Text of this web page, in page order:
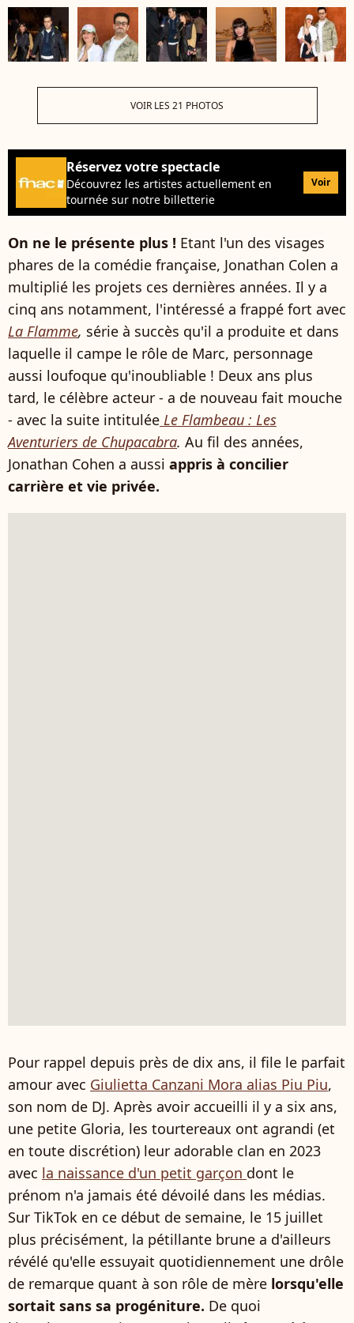
VOIR LES 21 PHOTOS
Réservez votre spectacle
Découvrez les artistes actuellement en
tournée sur notre billetterie
Voir
On ne le présente plus ! Etant l'un des visages
phares de la comédie française, Jonathan Colen a
multiplié les projets ces dernières années. Il y a
cinq ans notamment, l'intéressé a frappé fort avec
La Flamme, série à succès qu'il a produite et dans
laquelle il campe le rôle de Marc, personnage
aussi loufoque qu'inoubliable ! Deux ans plus
tard, le célèbre acteur - a de nouveau fait mouche
- avec la suite intitulée Le Flambeau : Les
Aventuriers de Chupacabra. Au fil des années,
Jonathan Cohen a aussi appris à concilier
carrière et vie privée.
Pour rappel depuis près de dix ans, il file le parfait
amour avec Giulietta Canzani Mora alias Piu Piu,
son nom de DJ. Après avoir accueilli il y a six ans,
une petite Gloria, les tourtereaux ont agrandi (et
en toute discrétion) leur adorable clan en 2023
avec la naissance d'un petit garçon dont le
prénom n'a jamais été dévoilé dans les médias.
Sur TikTok en ce début de semaine, le 15 juillet
plus précisément, la pétillante brune a d'ailleurs
révélé qu'elle essuyait quotidiennement une drôle
de remarque quant à son rôle de mère lorsqu'elle
sortait sans sa progéniture. De quoi